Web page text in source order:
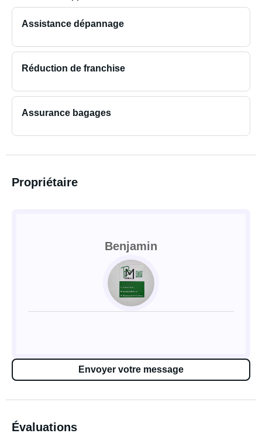
Assistance dépannage
Réduction de franchise
Assurance bagages
Propriétaire
Benjamin
Envoyer votre message
Évaluations